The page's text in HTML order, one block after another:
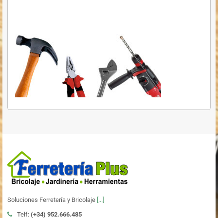
Soluciones Ferretería y Bricolaje [...]
Telf: (+34) 952.666.485